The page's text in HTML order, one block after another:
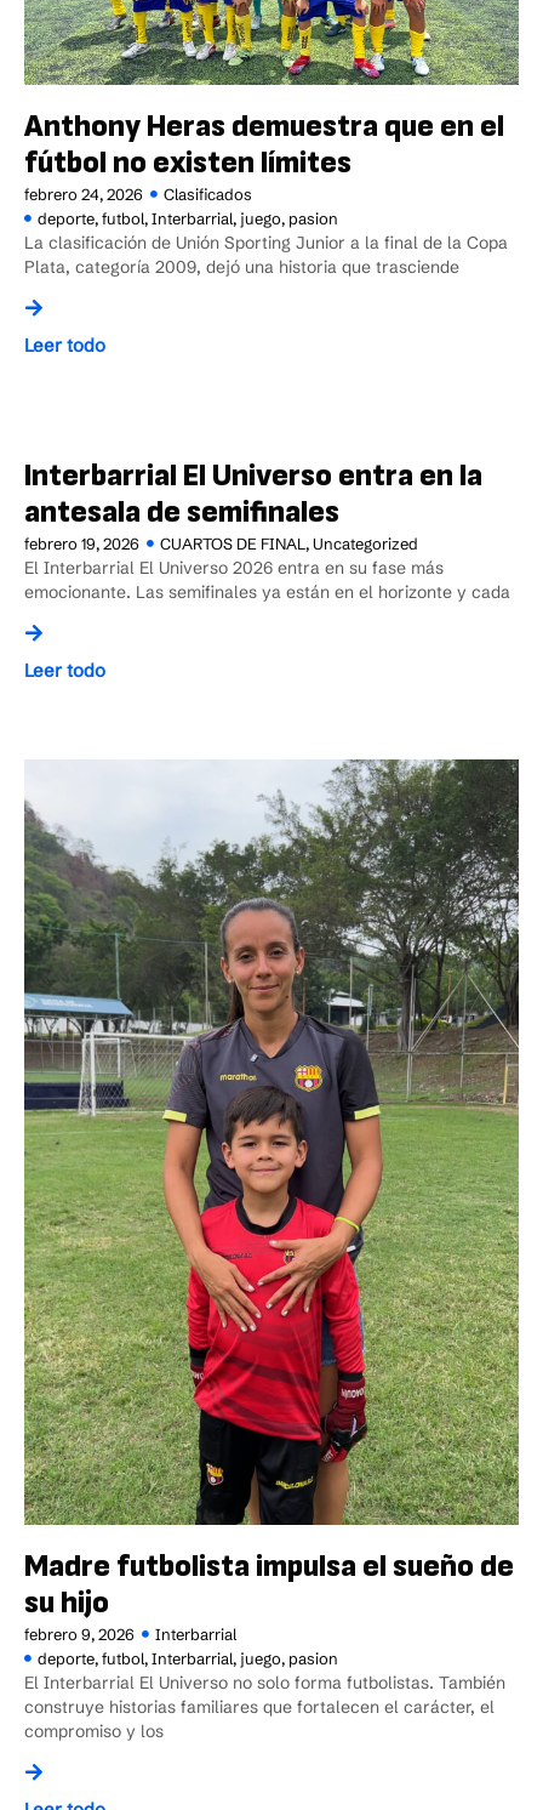
Anthony Heras demuestra que en el
fútbol no existen límites
febrero 24, 2026
Clasificados
deporte,futbol,Interbarrial, juego, pasion
La clasificación de Unión Sporting Junior a la final de la Copa
Plata, categoría 2009, dejó una historia que trasciende
Leer todo
Interbarrial El Universo entra en la
antesala de semifinales
febrero 19, 2026 CUARTOS DE FINAL ,Uncategorized
El Interbarrial El Universo 2026 entra en su fase más
emocionante. Las semifinales ya están en el horizonte y cada
Leer todo
Madre futbolista impulsa el sueño de
su hijo
febrero 9, 2026
Interbarrial
deporte,futbol,Interbarrial, juego, pasion
El Interbarrial El Universo no solo forma futbolistas. También
construye historias familiares que fortalecen el carácter, el
compromiso y los